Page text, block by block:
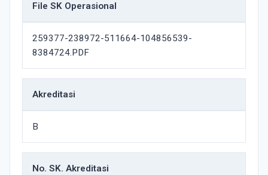
File SK Operasional
259377-238972-511664-104856539-
8384724.PDF
Akreditasi
B
No. SK. Akreditasi